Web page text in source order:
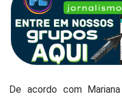
De acordo com